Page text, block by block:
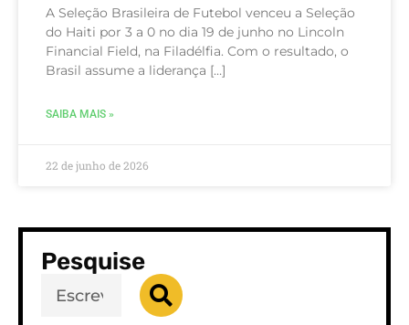
A Seleção Brasileira de Futebol venceu a Seleção
do Haiti por 3 a 0 no dia 19 de junho no Lincoln
Financial Field, na Filadélfia. Com o resultado, o
Brasil assume a liderança […]
SAIBA MAIS »
22 de junho de 2026
Pesquise